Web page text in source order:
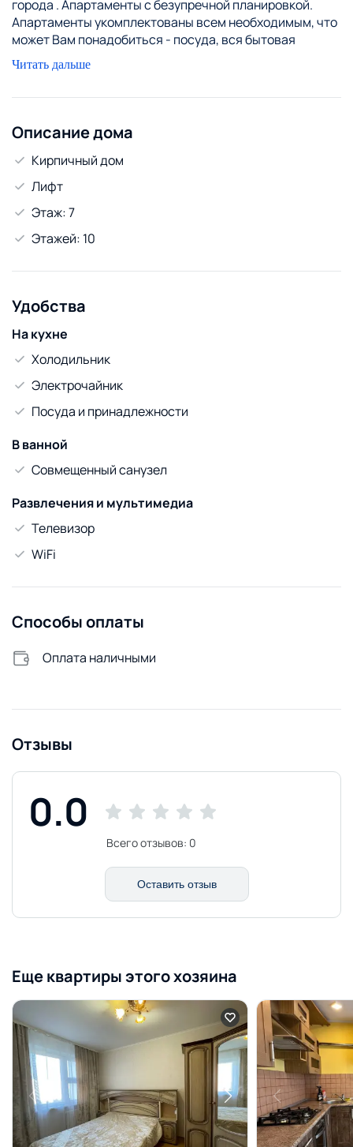
города . Апартаменты с безупречной планировкой.
Апартаменты укомплектованы всем необходимым, что
может Вам понадобиться - посуда, вся бытовая
техника, постельное бельё, WI-FI ср-ва личной
гигиены. Предоставление отчетных документов
бюджет.
За каждого следующего гостя + 20 р
Читать дальше
Описание дома
Кирпичный дом
Лифт
Этаж: 7
Этажей: 10
Удобства
На кухне
Холодильник
Электрочайник
Посуда и принадлежности
В ванной
Совмещенный санузел
Развлечения и мультимедиа
Телевизор
WiFi
Способы оплаты
Оплата наличными
Отзывы
0.0
Всего отзывов: 0
Оставить отзыв
Еще квартиры этого хозяина